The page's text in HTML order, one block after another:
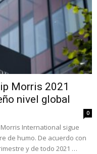
Morris 2021
nivel global
0
Morris International sigue
de humo. De acuerdo con
y de todo 2021 …